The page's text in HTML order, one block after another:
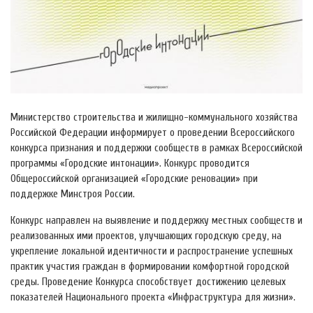
Министерство строительства и жилищно-коммунального хозяйства
Российской Федерации информирует о проведении Всероссийского
конкурса признания и поддержки сообществ в рамках Всероссийской
программы «Городские интонации». Конкурс проводится
Общероссийской организацией «Городские реновации» при
поддержке Минстроя России.
Конкурс направлен на выявление и поддержку местных сообществ и
реализованных ими проектов, улучшающих городскую среду, на
укрепление локальной идентичности и распространение успешных
практик участия граждан в формировании комфортной городской
среды. Проведение Конкурса способствует достижению целевых
показателей Национального проекта «Инфраструктура для жизни».